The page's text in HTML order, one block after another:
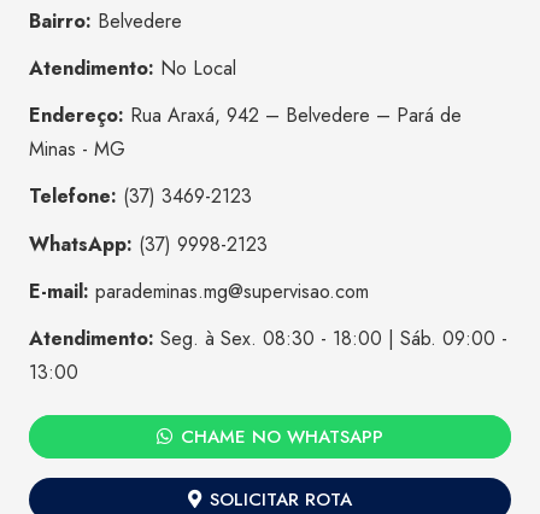
Bairro: Belvedere
Atendimento: No Local
Endereço: Rua Araxá, 942 – Belvedere – Pará de
Minas - MG
Telefone: (37) 3469-2123
WhatsApp: (37) 9998-2123
E-mail: parademinas.mg@supervisao.com
Atendimento: Seg. à Sex. 08:30 - 18:00 | Sáb. 09:00 -
13:00
CHAME NO WHATSAPP
SOLICITAR ROTA